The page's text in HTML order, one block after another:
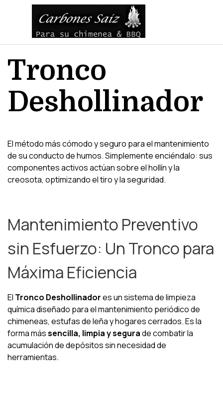
Vaya al Contenido
Saltar menú
Tronco
Deshollinador
El método más cómodo y seguro para el mantenimiento
de su conducto de humos. Simplemente enciéndalo: sus
componentes activos actúan sobre el hollín y la
creosota, optimizando el tiro y la seguridad.
Mantenimiento Preventivo
sin Esfuerzo: Un Tronco para
Máxima Eficiencia
El Tronco Deshollinadores un sistema de limpieza
química diseñado para el mantenimiento periódico de
chimeneas, estufas de leña y hogares cerrados. Es la
forma mássencilla, limpia y segurade combatir la
acumulación de depósitos sin necesidad de
herramientas.